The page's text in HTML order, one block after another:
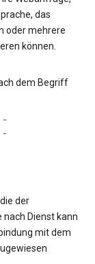
das
oder mehrere
können.
dem Begriff
-
-
der
Dienst kann
mit dem